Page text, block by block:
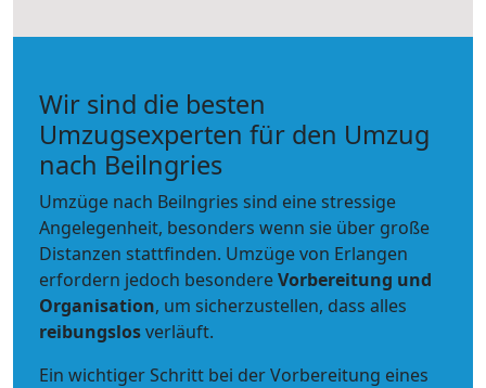
Wir sind die besten
Umzugsexperten für den Umzug
nach Beilngries
Umzüge nach Beilngries sind eine stressige
Angelegenheit, besonders wenn sie über große
Distanzen stattfinden. Umzüge von Erlangen
erfordern jedoch besondereVorbereitung und
Organisation, um sicherzustellen, dass alles
reibungslosverläuft.
Ein wichtiger Schritt bei der Vorbereitung eines